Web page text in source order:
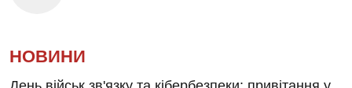
НОВИНИ